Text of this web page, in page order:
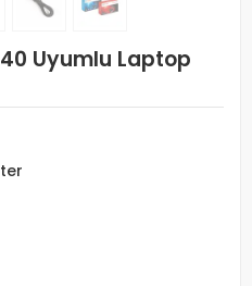
Uyumlu Laptop